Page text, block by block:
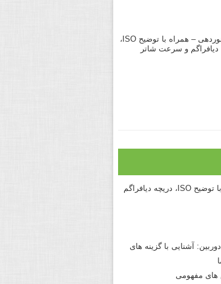
درک نوردهی – همراه با توضیح ISO،
دیافراگم و سرعت شاتر
درک نوردهی – همراه با توضیح ISO، دریچه دیافراگم
آشنایی با گزینه های
های مفهومی